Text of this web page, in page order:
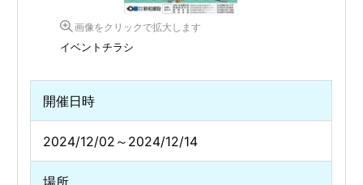
画像をクリックで拡大します
イベントチラシ
開催日時
2024/12/02～2024/12/14
場所